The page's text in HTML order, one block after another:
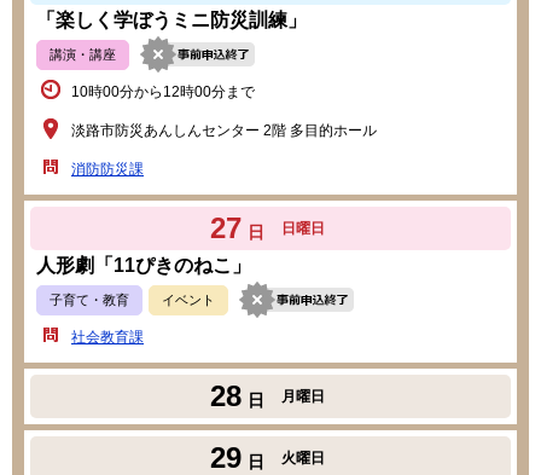
「楽しく学ぼうミニ防災訓練」
講演・講座
10時00分から12時00分まで
淡路市防災あんしんセンター 2階 多目的ホール
消防防災課
27 日 日曜日
人形劇「11ぴきのねこ」
子育て・教育 イベント
社会教育課
28 日 月曜日
29 日 火曜日